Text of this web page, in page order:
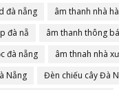
đà nẵng
âm thanh nhà
đà nẵ
âm thanh thông
đà nẵng
âm thnah nhà
Nẵng
Đèn chiếu cây Đà